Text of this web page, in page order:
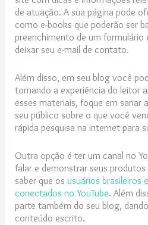
de atuação. A sua página pode
como e-books que poderão ser
preenchimento de um formulário
deixar seu e-mail de contato.
Além disso, em seu blog você
tornando a experiência do leitor
esses materiais, foque em sanar
seu público sobre o que você
rápida pesquisa na internet para
Outra opção é ter um canal no
falar e demonstrar seus
saber que osusuários brasileiros
conectados no YouTube. Além
parte também do seu blog,
conteúdo escrito.